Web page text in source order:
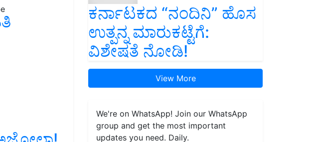
ಕರ್ನಾಟಕದ “ನಂದಿನಿ” ಹೊಸ
ಉತ್ಪನ್ನ ಮಾರುಕಟ್ಟೆಗೆ:
ವಿಶೇಷತೆ ನೋಡಿ!
View More
We're on WhatsApp! Join our WhatsApp
group and get the most important
updates you need. Daily.